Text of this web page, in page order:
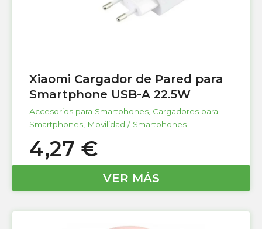
Xiaomi Cargador de Pared para
Smartphone USB-A 22.5W
Accesorios para Smartphones Cargadores para
Smartphones Movilidad / Smartphones
4,27 €
VER MÁS